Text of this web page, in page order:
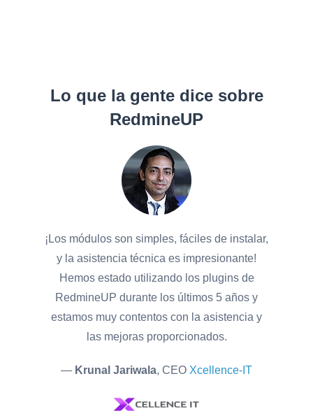
Lo que la gente dice sobre
RedmineUP
¡Los módulos son simples, fáciles de instalar,
y la asistencia técnica es impresionante!
Hemos estado utilizando los plugins de
RedmineUP durante los últimos 5 años y
estamos muy contentos con la asistencia y
las mejoras proporcionados.
— Krunal Jariwala, CEO Xcellence-IT